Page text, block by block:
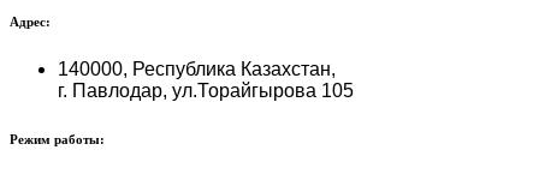
Адрес:
140000, Республика Казахстан,
г. Павлодар, ул.Торайгырова 105
Режим работы: